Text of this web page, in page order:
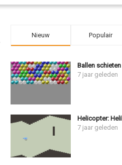
Nieuw Populair
Ballen schieten
7 jaar geleden
Helicopter:
7 jaar geleden